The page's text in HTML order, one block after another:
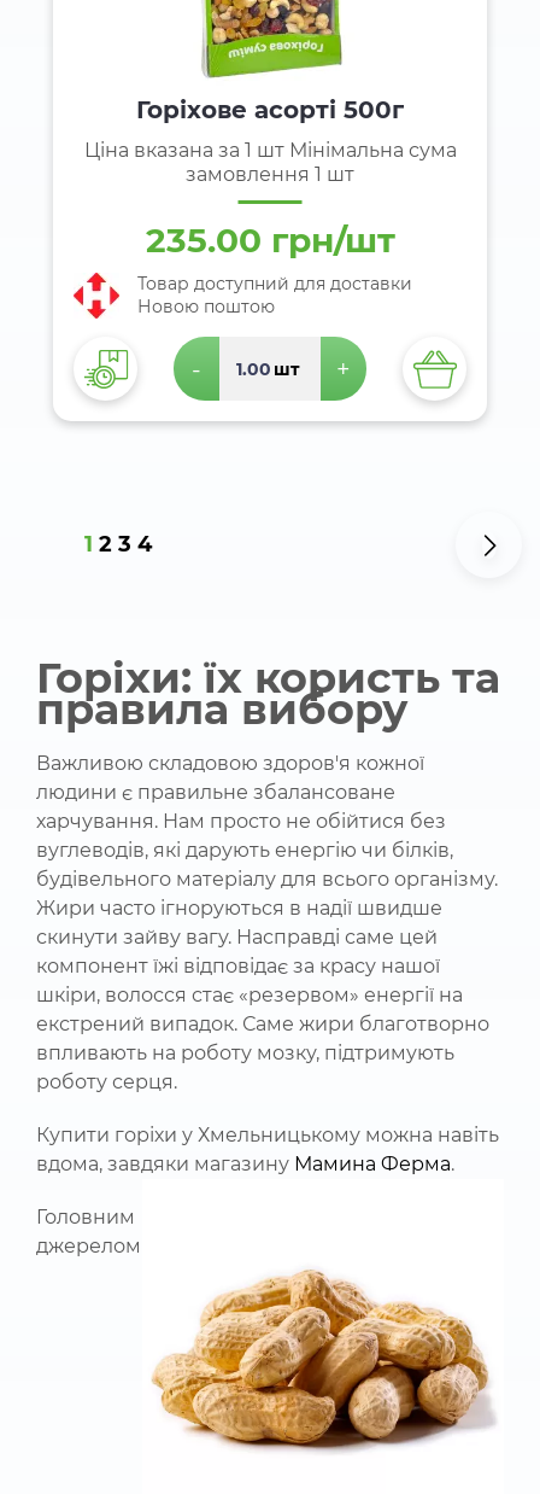
Горіхове асорті 500г
Ціна вказана за 1 шт Мінімальна сума
замовлення 1 шт
235.00 грн/шт
Товар доступний для доставки
Новою поштою
- шт +
1 2 3 4
Горіхи: їх користь та
правила вибору
Важливою складовою здоров'я кожної
людини є правильне збалансоване
харчування. Нам просто не обійтися без
вуглеводів, які дарують енергію чи білків,
будівельного матеріалу для всього організму.
Жири часто ігноруються в надії швидше
скинути зайву вагу. Насправді саме цей
компонент їжі відповідає за красу нашої
шкіри, волосся стає «резервом» енергії на
екстрений випадок. Саме жири благотворно
впливають на роботу мозку, підтримують
роботу серця.
Купити горіхи у Хмельницькому можна навіть
вдома, завдяки магазину Мамина Ферма.
Головним
джерелом